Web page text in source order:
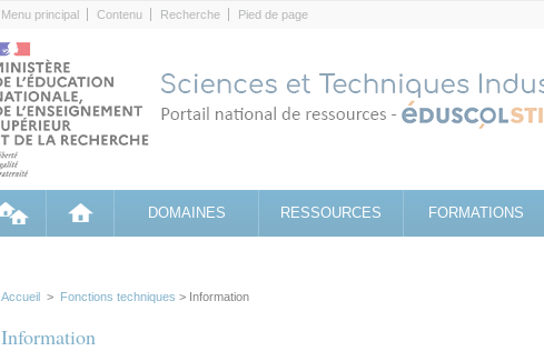
Menu principal Contenu Recherche Pied de page
DOMAINES RESSOURCES FORMATIONS
Accueil > Fonctions techniques > Information
Information